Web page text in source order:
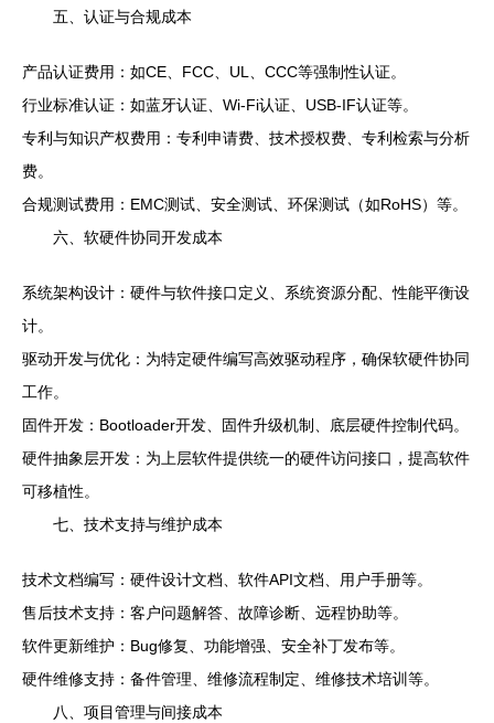
五、认证与合规成本
产品认证费用：如CE、FCC、UL、CCC等强制性认证。
行业标准认证：如蓝牙认证、Wi-Fi认证、USB-IF认证等。
专利与知识产权费用：专利申请费、技术授权费、专利检索与分析
费。
合规测试费用：EMC测试、安全测试、环保测试（如RoHS）等。
六、软硬件协同开发成本
系统架构设计：硬件与软件接口定义、系统资源分配、性能平衡设
计。
驱动开发与优化：为特定硬件编写高效驱动程序，确保软硬件协同
工作。
固件开发：Bootloader开发、固件升级机制、底层硬件控制代码。
硬件抽象层开发：为上层软件提供统一的硬件访问接口，提高软件
可移植性。
七、技术支持与维护成本
技术文档编写：硬件设计文档、软件API文档、用户手册等。
售后技术支持：客户问题解答、故障诊断、远程协助等。
软件更新维护：Bug修复、功能增强、安全补丁发布等。
硬件维修支持：备件管理、维修流程制定、维修技术培训等。
八、项目管理与间接成本